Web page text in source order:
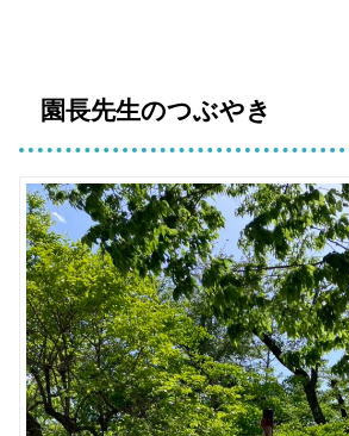
園長先生のつぶやき